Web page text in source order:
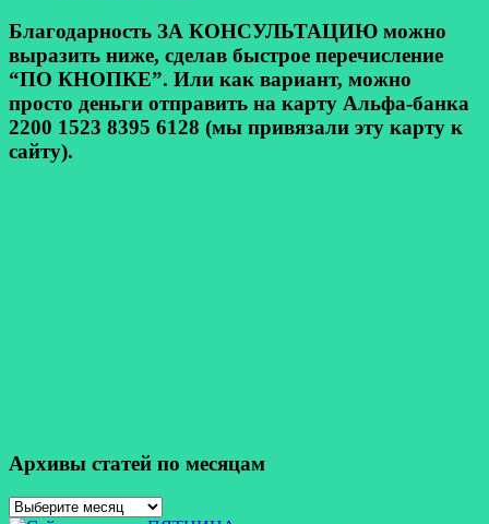
Благодарность ЗА КОНСУЛЬТАЦИЮ можно
выразить ниже, сделав быстрое перечисление
“ПО КНОПКЕ”. Или как вариант, можно
просто деньги отправить на карту Альфа-банка
2200 1523 8395 6128 (мы привязали эту карту к
сайту).
Архивы статей по месяцам
Архивы